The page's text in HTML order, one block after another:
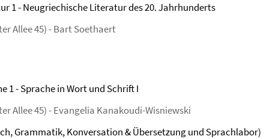
1 - Neugriechische Literatur des 20. Jahrhunderts
Allee 45) - Bart Soethaert
1 - Sprache in Wort und Schrift I
Allee 45) - Evangelia Kanakoudi-Wisniewski
Grammatik, Konversation & Übersetzung und Sprachlabor)